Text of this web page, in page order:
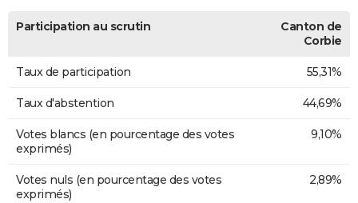
Participation au scrutin
Canton de
Corbie
Taux de participation 55,31%
Taux d'abstention 44,69%
Votes blancs (en pourcentage des votes
exprimés)
9,10%
Votes nuls (en pourcentage des votes
exprimés)
2,89%